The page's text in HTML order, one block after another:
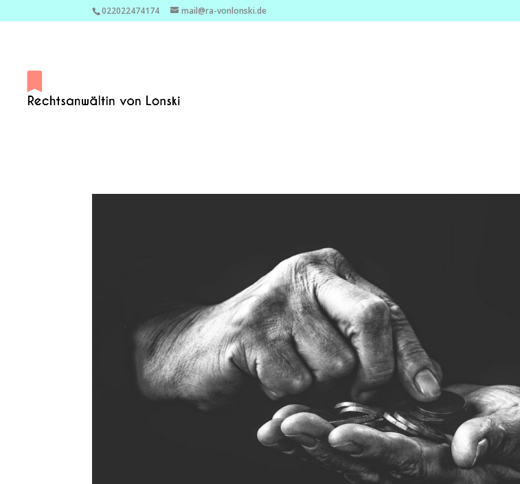
022022474174 mail@ra-vonlonski.de